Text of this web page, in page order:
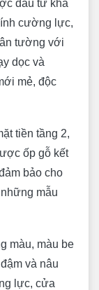
đầu tư khá
cường lực,
tường với
dọc và
mẻ, độc
tiền tầng 2,
ốp gỗ kết
bảo cho
mẫu
màu, màu be
và nâu
lực, cửa